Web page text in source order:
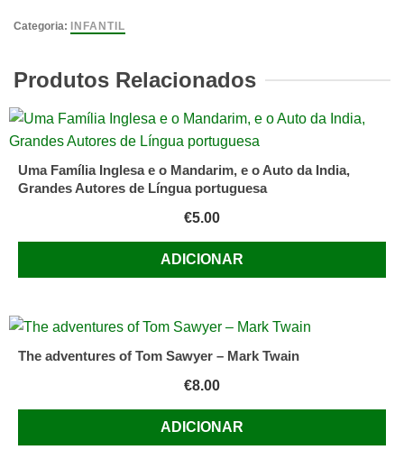
polegarzinha,
Vez,
Joana
Quental
Categoria: INFANTIL
Produtos Relacionados
Uma Família Inglesa e o Mandarim, e o Auto da India,
Grandes Autores de Língua portuguesa
€5.00
ADICIONAR
The adventures of Tom Sawyer – Mark Twain
€8.00
ADICIONAR